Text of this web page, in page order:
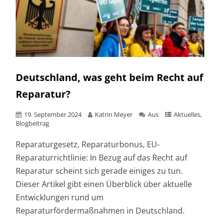
Deutschland, was geht beim Recht auf
Reparatur?
19. September 2024 Katrin Meyer Aus Aktuelles,
Blogbeitrag
Reparaturgesetz, Reparaturbonus, EU-
Reparaturrichtlinie: In Bezug auf das Recht auf
Reparatur scheint sich gerade einiges zu tun.
Dieser Artikel gibt einen Überblick über aktuelle
Entwicklungen rund um
Reparaturfördermaßnahmen in Deutschland.